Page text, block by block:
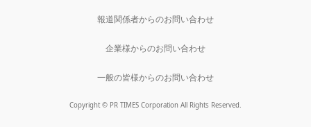
報道関係者からのお問い合わせ
企業様からのお問い合わせ
一般の皆様からのお問い合わせ
Copyright © PR TIMES Corporation All Rights Reserved.